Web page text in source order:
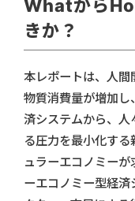
Whatから
きか？
本レポートは、人間
物質消費量が増加
済システムから、人
る圧力を最小化す
ュラーエコノミー
ーエコノミー型経